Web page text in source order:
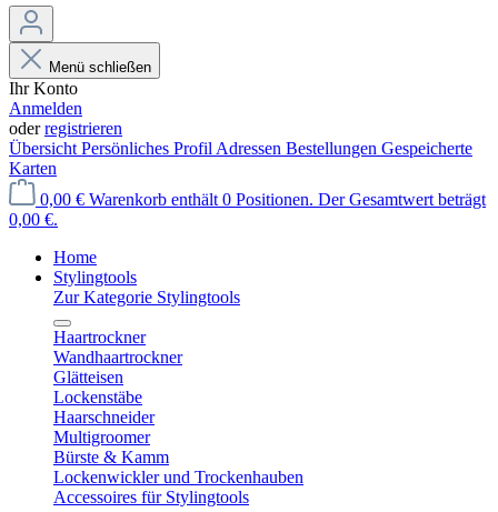
Menü schließen
Ihr Konto
Anmelden
oderregistrieren
Übersicht Persönliches Profil Adressen Bestellungen Gespeicherte
Karten
0,00 € Warenkorb enthält 0 Positionen. Der Gesamtwert beträgt
0,00 €.
Home
Stylingtools
Zur Kategorie Stylingtools
Haartrockner
Wandhaartrockner
Glätteisen
Lockenstäbe
Haarschneider
Multigroomer
Bürste & Kamm
Lockenwickler und Trockenhauben
Accessoires für Stylingtools